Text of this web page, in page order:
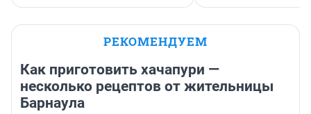
РЕКОМЕНДУЕМ
Как приготовить хачапури —
несколько рецептов от жительницы
Барнаула